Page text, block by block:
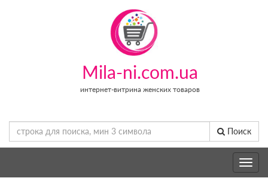
Mila-ni.com.ua
интернет-витрина женских товаров
Поиск
Toggle